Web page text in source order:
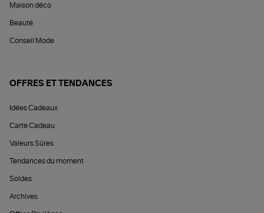
Maison déco
Beauté
Conseil Mode
OFFRES ET TENDANCES
Idées Cadeaux
Carte Cadeau
Valeurs Sûres
Tendances du moment
Soldes
Archives